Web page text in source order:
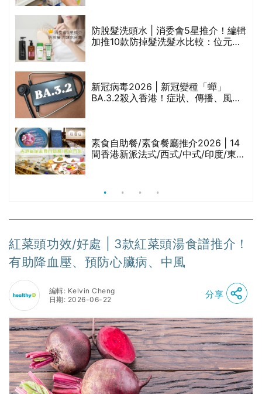
防脫髮洗頭水 | 消委會5星推介！編輯
加推10款防掉髮洗髮水比較：位元
新冠病毒2026 | 新冠變種「蟬」
BA.3.2殺入香港！症狀、傳播、風險
素食自助餐/素食餐廳推介2026 | 14
間香港新派法式/西式/中式/印度/東南
紅菜頭功效/好處 | 3款紅菜頭湯食譜推介！
有助降血壓、預防心臟病、中風
編輯: Kelvin Cheng
日期: 2026-06-22
分享